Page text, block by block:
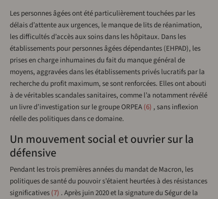
Les personnes âgées ont été particulièrement touchées par les
délais d’attente aux urgences, le manque de lits de réanimation,
les difficultés d’accès aux soins dans les hôpitaux. Dans les
établissements pour personnes âgées dépendantes (EHPAD), les
prises en charge inhumaines du fait du manque général de
moyens, aggravées dans les établissements privés lucratifs par la
recherche du profit maximum, se sont renforcées. Elles ont abouti
à de véritables scandales sanitaires, comme l’a notamment révélé
un livre d’investigation sur le groupe ORPEA 6 , sans inflexion
réelle des politiques dans ce domaine.
Un mouvement social et ouvrier sur la
défensive
Pendant les trois premières années du mandat de Macron, les
politiques de santé du pouvoir s’étaient heurtées à des résistances
significatives 7 . Après juin 2020 et la signature du Ségur de la